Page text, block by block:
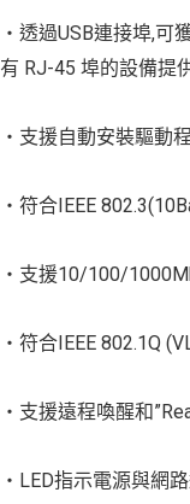
‧透過USB連接埠,可
有 RJ-45 埠的設備提
‧支援自動安裝驅動
‧符合IEEE
‧支援10/100/
‧符合IEEE 802.1Q
‧支援遠程喚醒和
‧LED指示電源與網